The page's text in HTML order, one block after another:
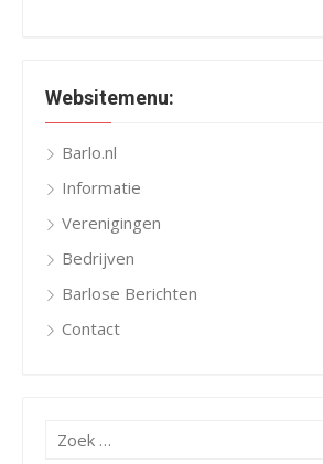
Websitemenu:
Barlo.nl
Informatie
Verenigingen
Bedrijven
Barlose Berichten
Contact
Zoeken